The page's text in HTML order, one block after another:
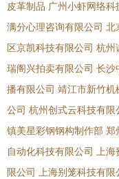
皮革制品 广州小虾网络科
满分心理咨询有限公司 北
区京凯科技有限公司 杭州
瑞阁兴拍卖有限公司 长沙
播有限公司 靖江市新竹机
公司 杭州创式云科技有限
镇美星彩钢钢构制作部 郑
自动化科技有限公司
上
限公司
上海别笼科技有限